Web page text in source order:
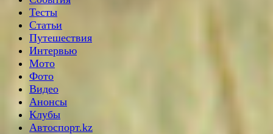
Тесты
Статьи
Путешествия
Интервью
Мото
Фото
Видео
Анонсы
Клубы
Автоспорт.kz